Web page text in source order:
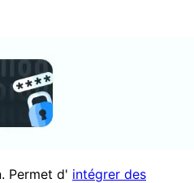
Permet d' intégrer des